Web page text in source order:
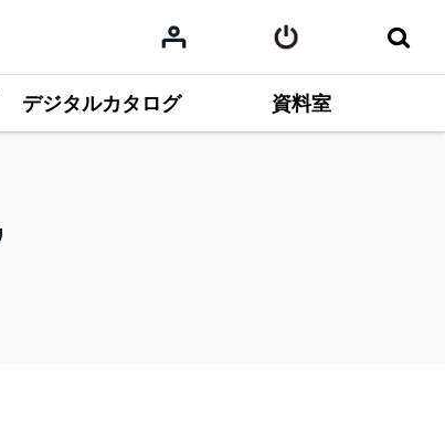
デジタルカタログ 資料室